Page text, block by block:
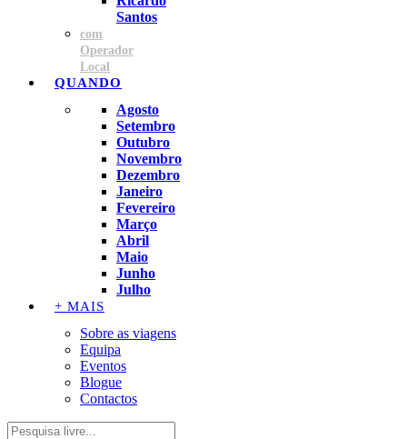
Santos
com
Operador
Local
QUANDO
Agosto
Setembro
Outubro
Novembro
Dezembro
Janeiro
Fevereiro
Março
Abril
Maio
Junho
Julho
+ MAIS
Sobre as viagens
Equipa
Eventos
Blogue
Contactos